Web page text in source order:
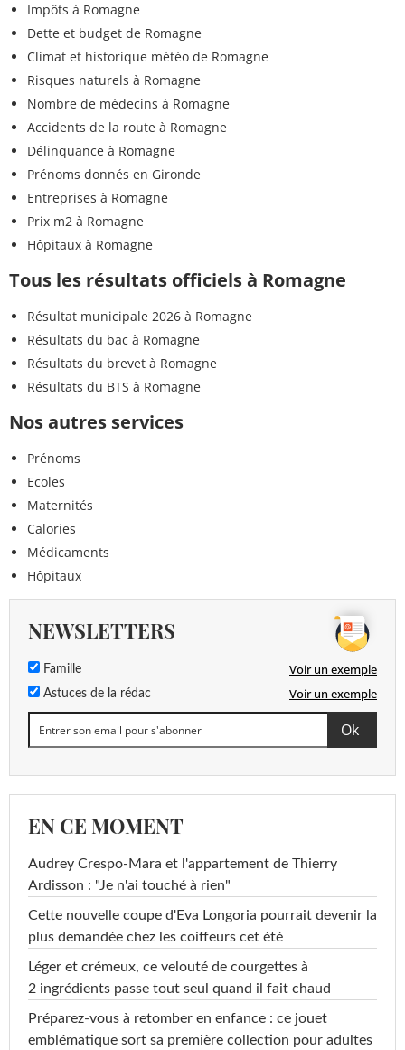
Impôts à Romagne
Dette et budget de Romagne
Climat et historique météo de Romagne
Risques naturels à Romagne
Nombre de médecins à Romagne
Accidents de la route à Romagne
Délinquance à Romagne
Prénoms donnés en Gironde
Entreprises à Romagne
Prix m2 à Romagne
Hôpitaux à Romagne
Tous les résultats officiels à Romagne
Résultat municipale 2026 à Romagne
Résultats du bac à Romagne
Résultats du brevet à Romagne
Résultats du BTS à Romagne
Nos autres services
Prénoms
Ecoles
Maternités
Calories
Médicaments
Hôpitaux
NEWSLETTERS
Famille Voir un exemple
Astuces de la rédac Voir un exemple
EN CE MOMENT
Audrey Crespo-Mara et l'appartement de Thierry
Ardisson : "Je n'ai touché à rien"
Cette nouvelle coupe d'Eva Longoria pourrait devenir la
plus demandée chez les coiffeurs cet été
Léger et crémeux, ce velouté de courgettes à
2 ingrédients passe tout seul quand il fait chaud
Préparez-vous à retomber en enfance : ce jouet
emblématique sort sa première collection pour adultes